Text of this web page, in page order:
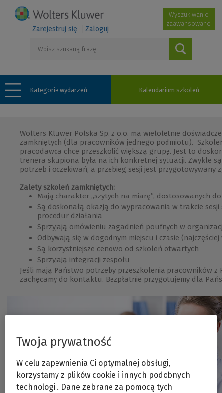
Zarejestruj się Zaloguj
Wyszukiwanie
zaawansowane
Kategorie wydarzeń Kalendarium szkoleń
Wolters Kluwer Polska Sp. z o.o. ma wieloletnie
zamkniętych (dla pracowników jednego podmiotu).
pracodawca chce przeszkolić większą grupę. Jest to
trenera skupiona była na ich konkretnej sytuacji. Zwykle
potrzeb i oczekiwań, a przebieg sesji jest przygotowywany
Zalety szkoleń zamkniętych:
Mają charakter „szytych na miarę”, dostosowanych
Są doskonałą okazją do wypracowania w trakcie
procedur działania
Sprzyjają omówieniu zagadnień poufnych w
Odbywają się w dogodnym miejscu i czasie
Są korzystniejsze cenowo od szkoleń otwartych
Sprzyjają integracji zespołu
Jeśli mają Państwo potrzeby przeszkolenia pracowników z
zachęcamy do kontaktu. Bezpłatnie przygotujemy dla
Twoja prywatność
W celu zapewnienia Ci optymalnej obsługi,
korzystamy z plików cookie i innych podobnych
technologii. Dane zebrane za pomocą tych